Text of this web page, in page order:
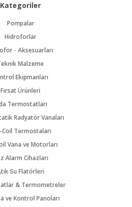
Kategoriler
Pompalar
Hidroforlar
- Aksesuarları
Malzeme
Ekipmanları
Fırsat Ürünleri
Termostatları
Radyatör Vanaları
Coil Termostaları
Vana ve Motorları
Alarm Cihazları
Su Flatörleri
& Termometreler
ve Kontrol Panoları